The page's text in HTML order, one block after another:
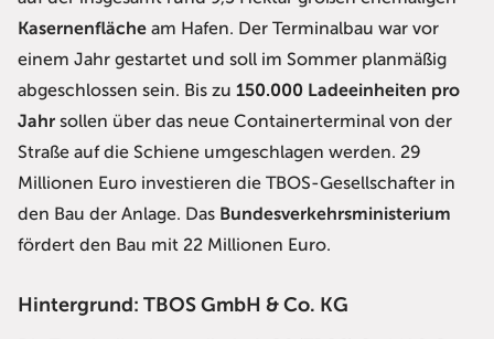
Kasernenfläche am Hafen. Der Terminalbau war vor
einem Jahr gestartet und soll im Sommer planmäßig
abgeschlossen sein. Bis zu 150.000 Ladeeinheiten pro
Jahr sollen über das neue Containerterminal von der
Straße auf die Schiene umgeschlagen werden. 29
Millionen Euro investieren die TBOS-Gesellschafter in
den Bau der Anlage. Das Bundesverkehrsministerium
fördert den Bau mit 22 Millionen Euro.
Hintergrund: TBOS GmbH & Co. KG